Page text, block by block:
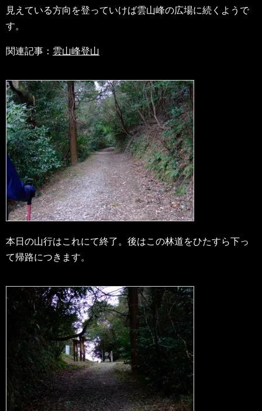
見えている方向を登っていけば雲山峰の広場に続くようで
す。
関連記事： 雲山峰登山
本日の山行はこれにて終了。後はこの林道をひたすら下っ
て帰路につきます。